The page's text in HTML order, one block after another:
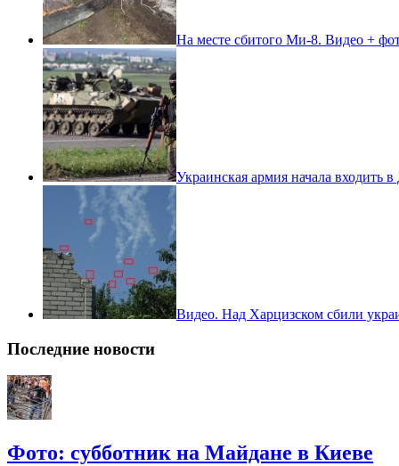
На месте сбитого Ми-8. Видео +
Украинская армия начала входить
Видео. Над Харцизском сбили
Последние новости
Фото: субботник на Майдане в Киеве